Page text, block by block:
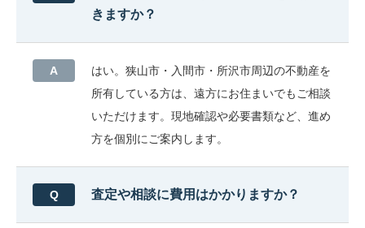
きますか？
はい。狭山市・入間市・所沢市周辺の不動産を
所有している方は、遠方にお住まいでもご相談
いただけます。現地確認や必要書類など、進め
方を個別にご案内します。
査定や相談に費用はかかりますか？